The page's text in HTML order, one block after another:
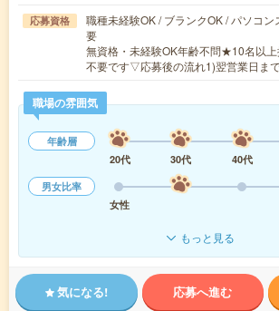
応募資格
職種未経験OK / ブランクOK / パソコン
要
無資格・未経験OK年齢不問★10名以
不要です▽応募後の流れ1)翌営業日ま
職場の雰囲気
年齢層
20代
30代 40代
男女比率
女性
もっと見る
気になる! 応募へ進む